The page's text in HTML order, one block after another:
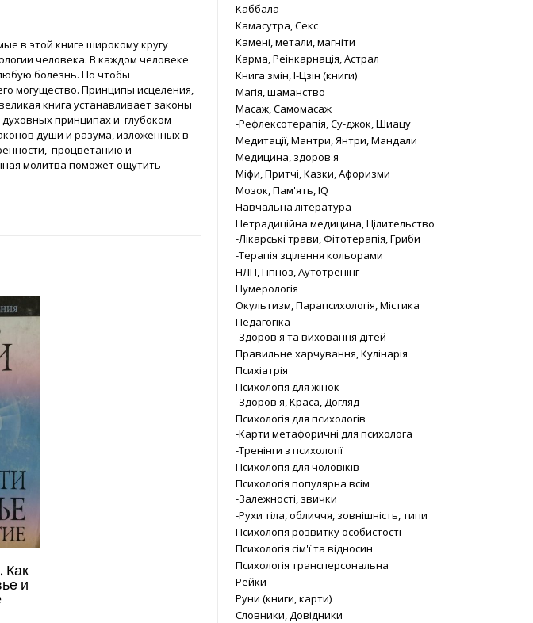
в этой книге широкому кругу
человека. В каждом человеке
болезнь. Но чтобы
могущество. Принципы исцеления,
книга устанавливает законы
принципах и глубоком
души и разума, изложенных в
процветанию и
молитва поможет ощутить
и
Каббала
Камасутра, Секс
Камені, метали, магніти
Карма, Реінкарнація, Астрал
Книга змін, І-Цзін (книги)
Магія, шаманство
Масаж, Самомасаж
-Рефлексотерапія, Су-джок, Шиацу
Медитації, Мантри, Янтри, Мандали
Медицина, здоров'я
Міфи, Притчі, Казки, Афоризми
Мозок, Пам'ять, IQ
Навчальна література
Нетрадиційна медицина, Цілительство
-Лікарські трави, Фітотерапія, Гриби
-Терапія зцілення кольорами
НЛП, Гіпноз, Аутотренінг
Нумерологія
Окультизм, Парапсихологія, Містика
Педагогіка
-Здоров'я та виховання дітей
Правильне харчування, Кулінарія
Психіатрія
Психологія для жінок
-Здоров'я, Краса, Догляд
Психологія для психологів
-Карти метафоричні для психолога
-Тренінги з психології
Психологія для чоловіків
Психологія популярна всім
-Залежності, звички
-Рухи тіла, обличчя, зовнішність, типи
Психологія розвитку особистості
Психологія сім'ї та відносин
Психологія трансперсональна
Рейки
Руни (книги, карти)
Словники, Довідники